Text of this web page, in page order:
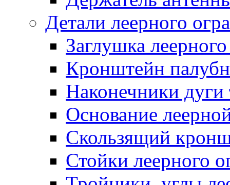
Детали леерного
Заглушка
Кронштейн
Наконечники дуги
Основание
Скользящий
Стойки леерного